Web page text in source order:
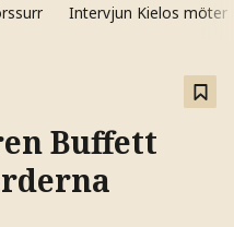
Intervjun Kielos möter
Buffett